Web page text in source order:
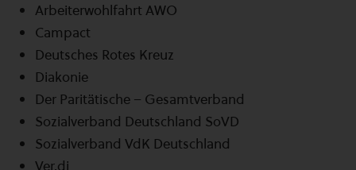
Arbeiterwohlfahrt AWO
Campact
Deutsches Rotes Kreuz
Diakonie
Der Paritätische – Gesamtverband
Sozialverband Deutschland SoVD
Sozialverband VdK Deutschland